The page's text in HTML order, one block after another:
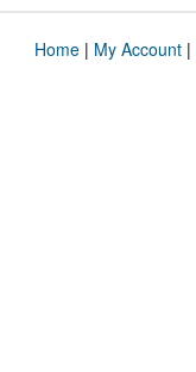
Home| My Account|